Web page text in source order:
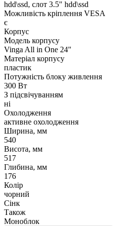
hdd\ssd, слот 3.5" hdd\ssd
Можливість кріплення VESA
є
Корпус
Модель корпусу
Vinga All in One 24"
Матеріал корпусу
пластик
Потужність блоку живлення
300 Вт
З підсвічуванням
ні
Охолодження
активне охолодження
Ширина, мм
540
Висота, мм
517
Глибина, мм
176
Колір
чорний
Сінк
Також
Моноблок